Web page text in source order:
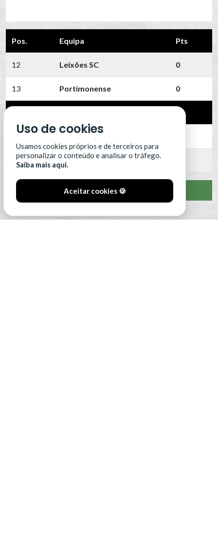
Pos. Equipa Pts
12 Leixões SC 0
13 Portimonense 0
16 Benfica B
VER CLASSIFICAÇÃO COMPLETA
Uso de cookies
Usamos cookies próprios e de terceiros para
personalizar o conteúdo e analisar o tráfego.
Saiba mais aqui.
Aceitar cookies 🍪